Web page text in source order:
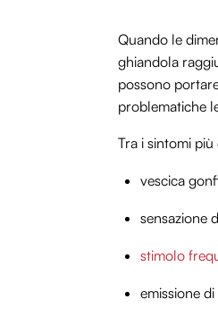
Quando le
ghiandola
possono
problematiche
Tra i sintomi
vescica
sensazione
stimolo
emissione